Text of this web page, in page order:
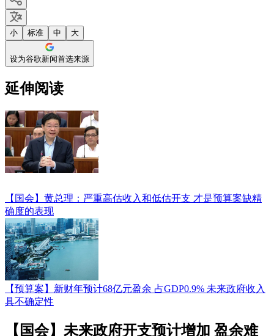
小 标准 中 大
设为谷歌新闻首选来源
延伸阅读
【国会】黄总理：严重高估收入和低估开支 才是预算案缺精
确度的表现
【预算案】新财年预计68亿元盈余 占GDP0.9% 未来政府收入
具不确定性
【国会】未来政府开支预计增加 盈余难